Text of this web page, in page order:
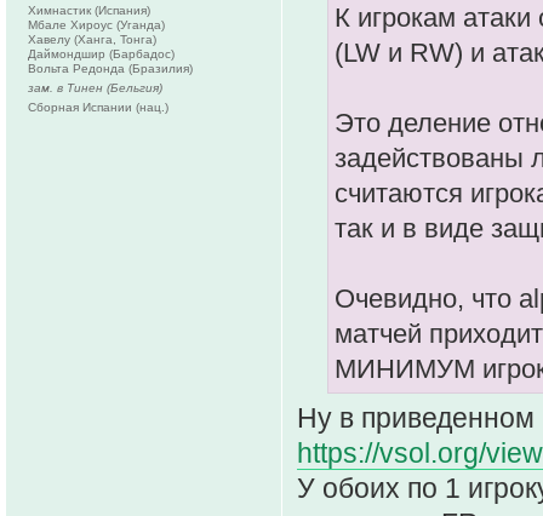
К игрокам
(LW и RW) и
Это деление
задействованы
считаются
так и в виде
Очевидно, что
матчей
МИНИМУМ
Ну в
https://vsol.org/
У обоих по 1
Химнастик (Испания)
Мбале Хироус (Уганда)
Хавелу (Ханга, Тонга)
Даймондшир (Барбадос)
Вольта Редонда (Бразилия)
зам. в Тинен (Бельгия)
Сборная Испании (нац.)